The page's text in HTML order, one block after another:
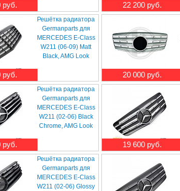
руб. 22 200 руб.
руб.
Решётка радиатора
Germanparts для
MERCEDES E-Class
W211 (06-09) Matt
Black, AMG Look
20 000 руб.
руб.
Решётка радиатора
Germanparts для
MERCEDES E-Class
W211 (02-06) Black
Chrome, AMG Look
19 600 руб.
Решётка радиатора
Germanparts для
MERCEDES E-Class
W211 (02-06) Glossy